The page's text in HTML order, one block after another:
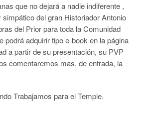
que no dejará a nadie indiferente ,
del gran Historiador Antonio
del Prior para toda la Comunidad
podrá adquirir tipo e-book en la página
a partir de su presentación, su PVP
comentaremos mas, de entrada, la
Trabajamos para el Temple.